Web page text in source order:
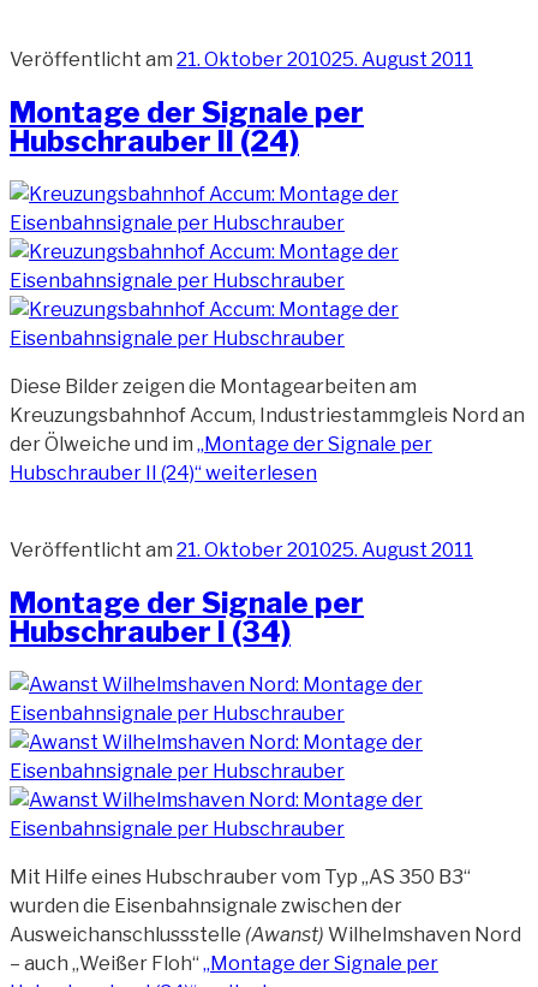
Veröffentlicht am 21. Oktober 201025. August 2011
Montage der Signale per
Hubschrauber II (24)
Diese Bilder zeigen die Montagearbeiten am
Kreuzungsbahnhof Accum, Industriestammgleis Nord an
der Ölweiche und im „Montage der Signale per
Hubschrauber II (24)“weiterlesen
Veröffentlicht am 21. Oktober 201025. August 2011
Montage der Signale per
Hubschrauber I (34)
Mit Hilfe eines Hubschrauber vom Typ „AS 350 B3“
wurden die Eisenbahnsignale zwischen der
Ausweichanschlussstelle (Awanst) Wilhelmshaven Nord
– auch „Weißer Floh“ „Montage der Signale per